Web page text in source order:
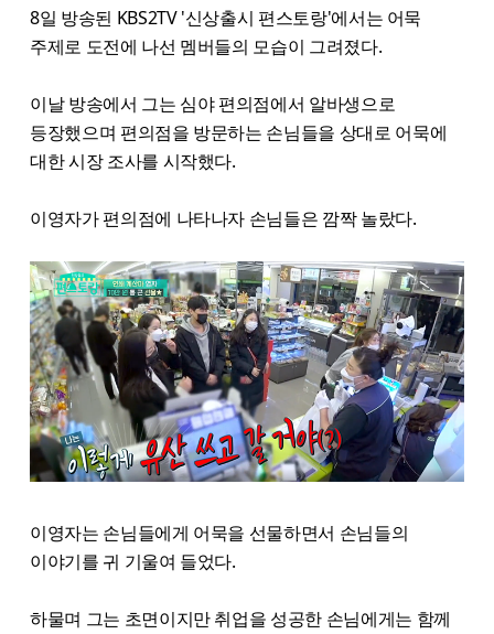
8일 방송된 KBS2TV '신상출시 편스토랑'에서는 어묵
주제로 도전에 나선 멤버들의 모습이 그려졌다.
이날 방송에서 그는 심야 편의점에서 알바생으로
등장했으며 편의점을 방문하는 손님들을 상대로 어묵에
대한 시장 조사를 시작했다.
이영자가 편의점에 나타나자 손님들은 깜짝 놀랐다.
이영자는 손님들에게 어묵을 선물하면서 손님들의
이야기를 귀 기울여 들었다.
하물며 그는 초면이지만 취업을 성공한 손님에게는 함께